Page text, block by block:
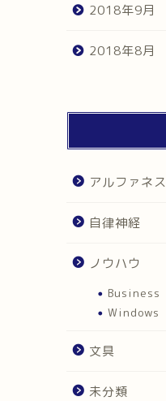
2018年9月
2018年8月
アルファネス
自律神経
ノウハウ
Business
Windows
文具
未分類